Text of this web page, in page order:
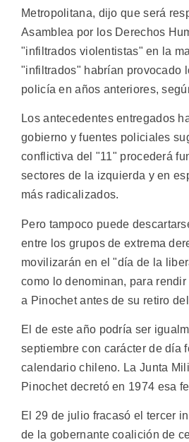
Metropolitana, dijo que será
Asamblea por los Derechos
"infiltrados violentistas" en la
"infiltrados" habrían provocado
policía en años anteriores,
Los antecedentes entregados
gobierno y fuentes policiales
conflictiva del "11" procederá
sectores de la izquierda y en
más radicalizados.
Pero tampoco puede
entre los grupos de extrema
movilizarán en el "día de la
como lo denominan, para
a Pinochet antes de su retiro
El de este año podría ser
septiembre con carácter de día
calendario chileno. La Junta
Pinochet decretó en 1974 esa
El 29 de julio fracasó el tercer
de la gobernante coalición de